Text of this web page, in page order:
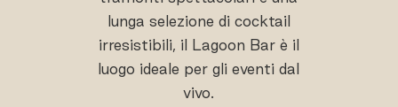
lunga selezione di cocktail
irresistibili, il Lagoon Bar è il
luogo ideale per gli eventi dal
vivo.